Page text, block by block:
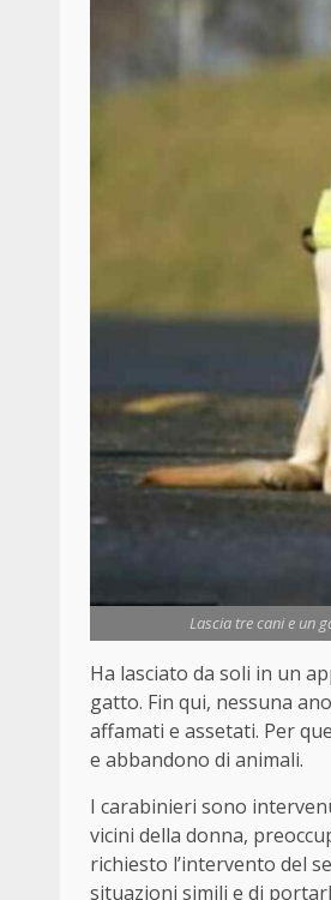
Lascia tre cani e un
Ha lasciato da soli in un
gatto. Fin qui, nessuna
affamati e assetati. Per
e abbandono di animali.
I carabinieri sono
vicini della donna,
richiesto l’intervento del
situazioni simili e di